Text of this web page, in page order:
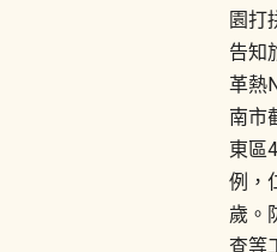
園打
告知
革熱
南市
東區
例，
歲。
查等